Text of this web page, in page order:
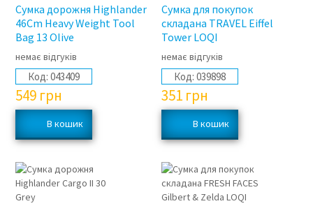
Сумка дорожня Highlander
46Cm Heavy Weight Tool
Bag 13 Olive
немає відгуків
Код: 043409
549 грн
Сумка для покупок
складана TRAVEL Eiffel
Tower LOQI
немає відгуків
Код: 039898
351 грн